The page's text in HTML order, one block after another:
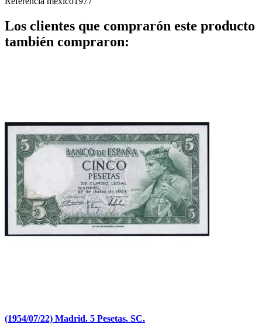
Los clientes que comprarón este producto
también compraron:
(1954/07/22) Madrid. 5 Pesetas. SC.